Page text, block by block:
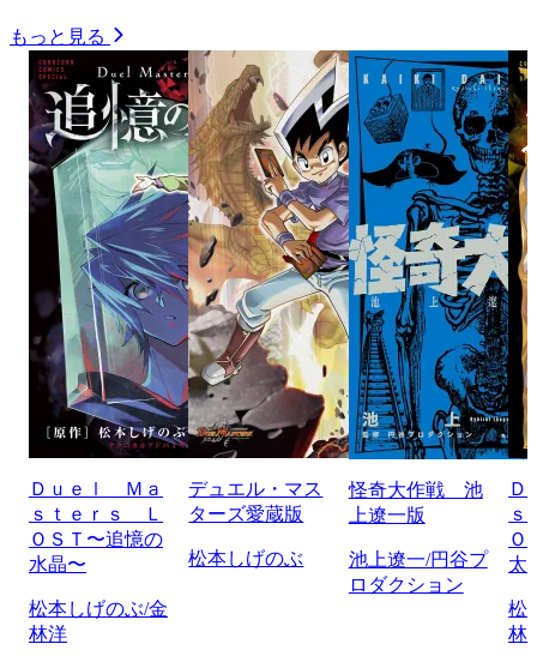
もっと見る
Ｄｕｅｌ Ｍａ
ｓｔｅｒｓ Ｌ
ＯＳＴ〜追憶の
水晶〜
松本しげのぶ/金
林洋
デュエル・マス
ターズ愛蔵版
松本しげのぶ
怪奇大作戦 池
上遼一版
池上遼一/円谷プ
ロダクション
Ｄ
Ｏ
太
松
林